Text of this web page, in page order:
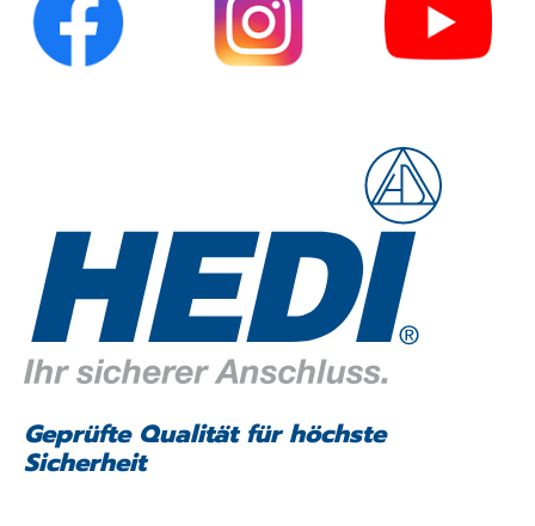
Geprüfte Qualität für höchste
Sicherheit